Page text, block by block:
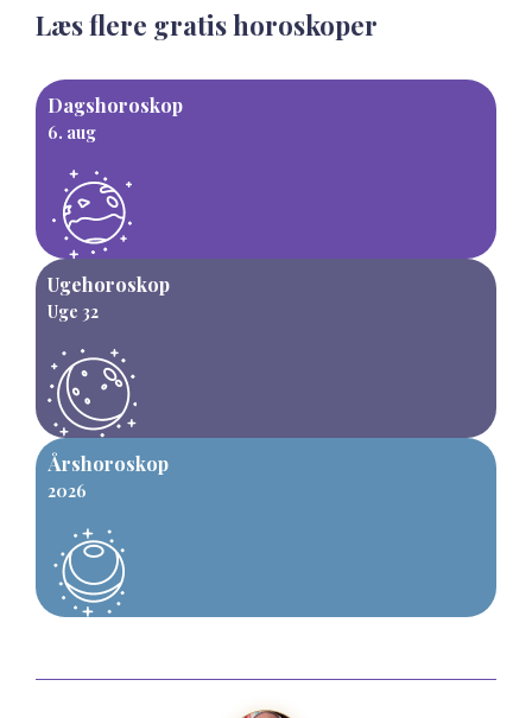
Læs flere gratis horoskoper
Dagshoroskop
6. aug
Ugehoroskop
Uge 32
Årshoroskop
2026